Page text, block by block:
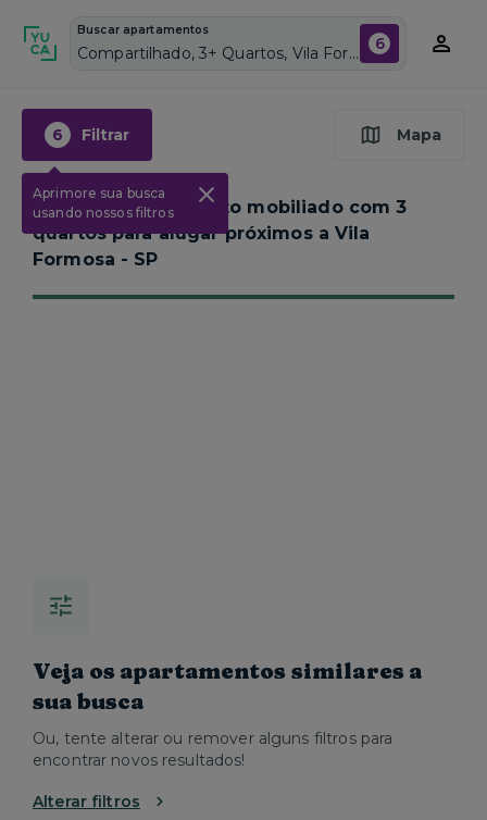
Buscar apartamentos
Compartilhado, 3+ Quartos, Vila Formosa, Vagas de garagem: Sim, Mobiliado, Piscina 6
6 Filtrar
Aprimore sua busca
usando nossos filtros
Mapa
Nenhum apartamento mobiliado com 3
quartos para alugar próximos aVila
Formosa - SP
Veja os apartamentos similares a
sua busca
Ou, tente alterar ou remover alguns filtros para
encontrar novos resultados!
Alterar filtros